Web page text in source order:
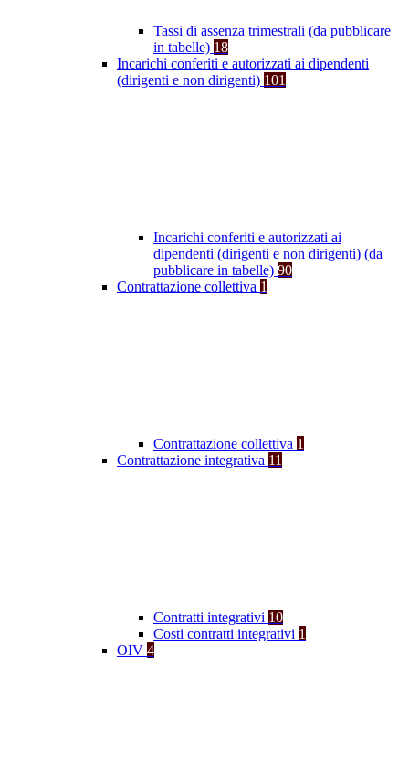
Tassi di assenza trimestrali (da pubblicare
in tabelle) 18
Incarichi conferiti e autorizzati ai dipendenti
(dirigenti e non dirigenti) 101
Incarichi conferiti e autorizzati ai
dipendenti (dirigenti e non dirigenti) (da
pubblicare in tabelle) 90
Contrattazione collettiva 1
Contrattazione collettiva 1
Contrattazione integrativa 11
Contratti integrativi 10
Costi contratti integrativi 1
OIV 4